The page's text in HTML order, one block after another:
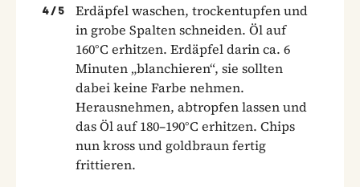
4 / 5
Erdäpfel waschen, trockentupfen und
in grobe Spalten schneiden. Öl auf
160°C erhitzen. Erdäpfel darin ca. 6
Minuten „blanchieren“, sie sollten
dabei keine Farbe nehmen.
Herausnehmen, abtropfen lassen und
das Öl auf 180–190°C erhitzen. Chips
nun kross und goldbraun fertig
frittieren.